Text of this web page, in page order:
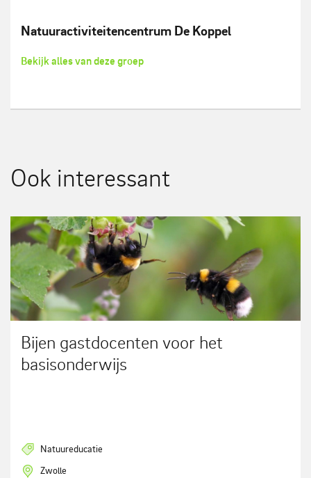
Natuuractiviteitencentrum De Koppel
Bekijk alles van deze groep
Ook interessant
Bijen gastdocenten voor het
basisonderwijs
Natuureducatie
Zwolle